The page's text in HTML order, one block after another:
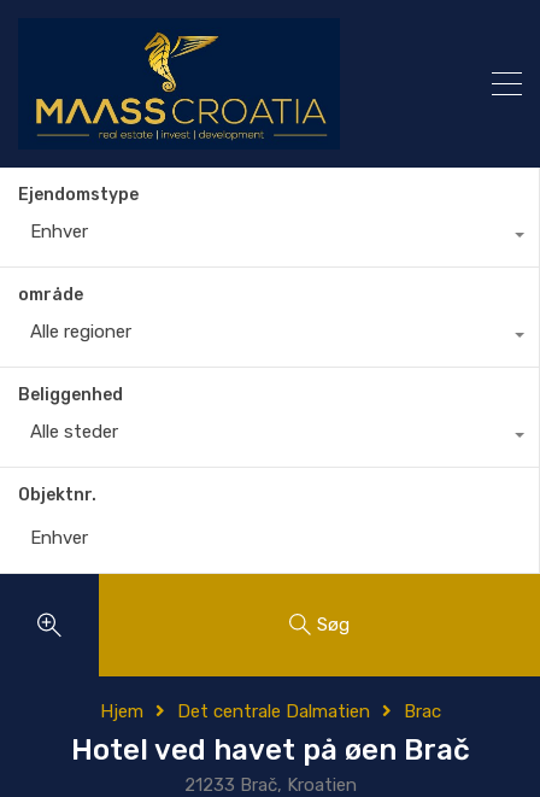
Ejendomstype
Enhver
område
Alle regioner
Beliggenhed
Alle steder
Objektnr.
Søg
Hjem Det centrale Dalmatien Brac
Hotel ved havet på øen Brač
21233 Brač, Kroatien